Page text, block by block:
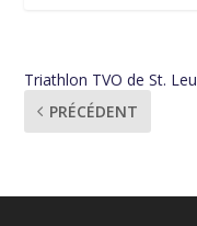
Triathlon TVO de St. Leu
PRÉCÉDENT